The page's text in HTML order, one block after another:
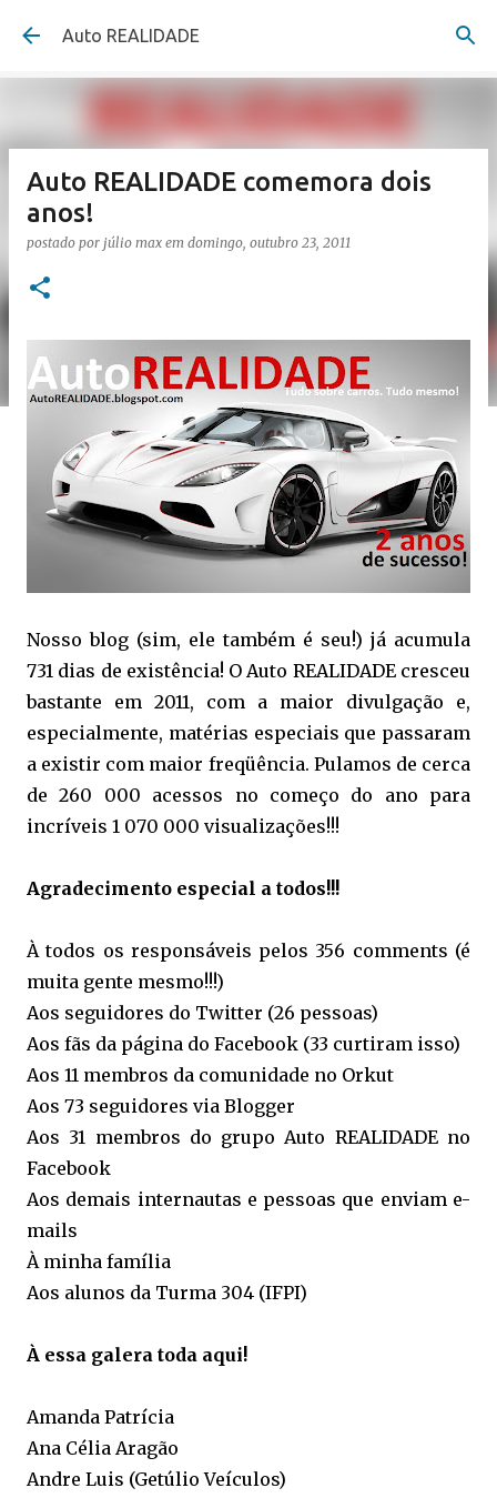
Pular para o conteúdo principal
Auto REALIDADE
Auto REALIDADE comemora dois
anos!
postado por júlio max em domingo, outubro 23, 2011
Nosso blog (sim, ele também é seu!) já acumula
731 dias de existência! O Auto REALIDADE cresceu
bastante em 2011, com a maior divulgação e,
especialmente, matérias especiais que passaram
a existir com maior freqüência. Pulamos de cerca
de 260 000 acessos no começo do ano para
incríveis 1 070 000 visualizações!!!
Agradecimento especial a todos!!!
À todos os responsáveis pelos 356 comments (é
muita gente mesmo!!!)
Aos seguidores do Twitter (26 pessoas)
Aos fãs da página do Facebook (33 curtiram isso)
Aos 11 membros da comunidade no Orkut
Aos 73 seguidores via Blogger
Aos 31 membros do grupo Auto REALIDADE no
Facebook
Aos demais internautas e pessoas que enviam e-
mails
À minha família
Aos alunos da Turma 304 (IFPI)
À essa galera toda aqui!
Amanda Patrícia
Ana Célia Aragão
Andre Luis (Getúlio Veículos)